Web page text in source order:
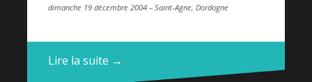
dimanche 19 décembre 2004 – Saint-Agne, Dordogne
Lire la suite →